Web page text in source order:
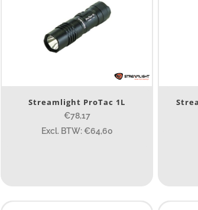
Streamlight ProTac 1L
€78,17
Excl. BTW: €64,60